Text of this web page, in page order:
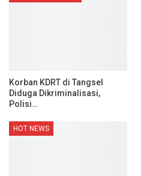
Korban KDRT di Tangsel
Diduga Dikriminalisasi,
Polisi…
HOT NEWS